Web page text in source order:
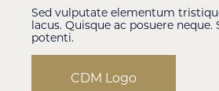
Sed vulputate elementum
lacus. Quisque ac posuere neque.
potenti.
CDM Logo